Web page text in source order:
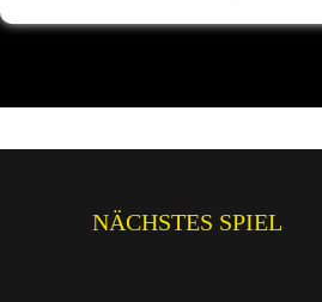
NÄCHSTES SPIEL